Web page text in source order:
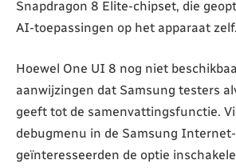
Snapdragon 8 Elite-chipset, die
AI-toepassingen op het apparaat zelf.
Hoewel One UI 8 nog niet
aanwijzingen dat Samsung testers
geeft tot de samenvattingsfunctie.
debugmenu in de Samsung
geïnteresseerden de optie